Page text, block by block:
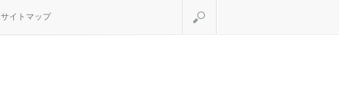
サイトマップ